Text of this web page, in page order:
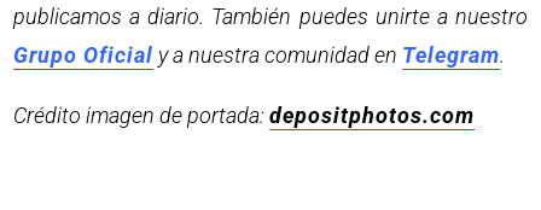
publicamos a diario. También puedes unirte a nuestro
Grupo Oficial y a nuestra comunidad en Telegram.
Crédito imagen de portada:depositphotos.com